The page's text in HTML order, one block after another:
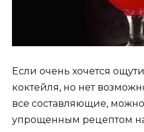
Если очень хочется
коктейля, но нет
все составляющие,
упрощенным рецептом